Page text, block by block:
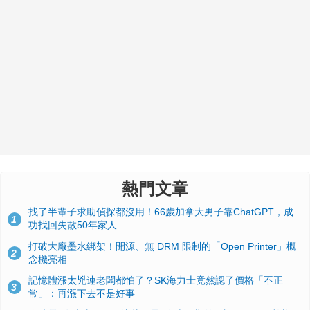
熱門文章
1
找了半輩子求助偵探都沒用！66歲加拿大男子靠ChatGPT，成
功找回失散50年家人
2
打破大廠墨水綁架！開源、無 DRM 限制的「Open Printer」概
念機亮相
3
記憶體漲太兇連老闆都怕了？SK海力士竟然認了價格「不正
常」：再漲下去不是好事